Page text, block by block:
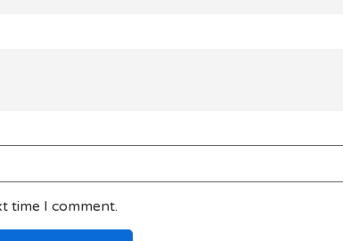
time I comment.